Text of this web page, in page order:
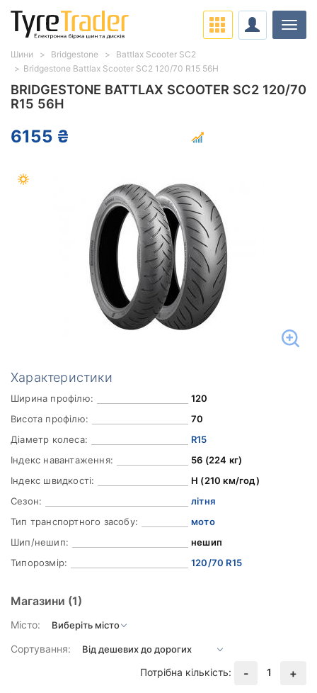
BRIDGESTONE BATTLAX SCOOTER SC2 120/70
R15 56H
6155 ₴
Характеристики
Ширина профілю:
120
Висота профілю:
70
Діаметр колеса:
R15
Індекс навантаження:
56 (224 кг)
Індекс швидкості:
H (210 км/год)
Сезон:
літня
Тип транспортного засобу:
мото
Шип/нешип:
нешип
Типорозмір:
120/70 R15
Магазини (1)
Місто:
Сортування:
Потрібна кількість:
- 1 +
Шини Bridgestone
Battlax Scooter SC2
Bridgestone Battlax Scooter SC2 120/70 R15 56H